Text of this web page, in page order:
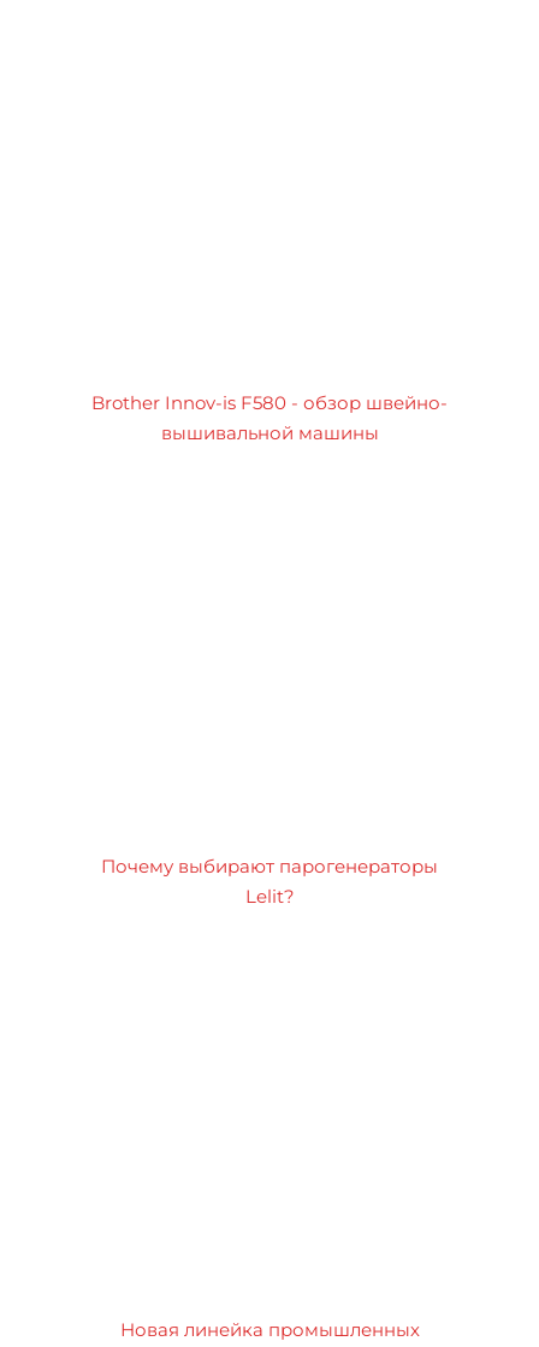
Brother Innov-is F580 - обзор швейно-
вышивальной машины
Почему выбирают парогенераторы
Lelit?
Новая линейка промышленных